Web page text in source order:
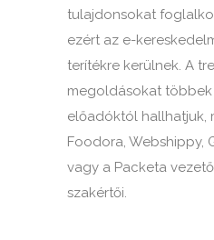
tulajdonsokat
ezért az e-
terítékre kerülnek. A
megoldásokat
előadóktól hallhatjuk,
Foodora, Webshippy,
vagy a Packeta
szakértői.